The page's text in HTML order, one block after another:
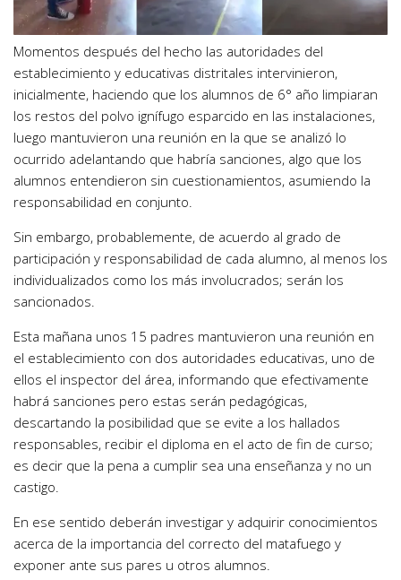
Momentos después del hecho las autoridades del
establecimiento y educativas distritales intervinieron,
inicialmente, haciendo que los alumnos de 6° año limpiaran
los restos del polvo ignífugo esparcido en las instalaciones,
luego mantuvieron una reunión en la que se analizó lo
ocurrido adelantando que habría sanciones, algo que los
alumnos entendieron sin cuestionamientos, asumiendo la
responsabilidad en conjunto.
Sin embargo, probablemente, de acuerdo al grado de
participación y responsabilidad de cada alumno, al menos los
individualizados como los más involucrados; serán los
sancionados.
Esta mañana unos 15 padres mantuvieron una reunión en
el establecimiento con dos autoridades educativas, uno de
ellos el inspector del área, informando que efectivamente
habrá sanciones pero estas serán pedagógicas,
descartando la posibilidad que se evite a los hallados
responsables, recibir el diploma en el acto de fin de curso;
es decir que la pena a cumplir sea una enseñanza y no un
castigo.
En ese sentido deberán investigar y adquirir conocimientos
acerca de la importancia del correcto del matafuego y
exponer ante sus pares u otros alumnos.